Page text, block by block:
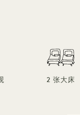
2 张大床